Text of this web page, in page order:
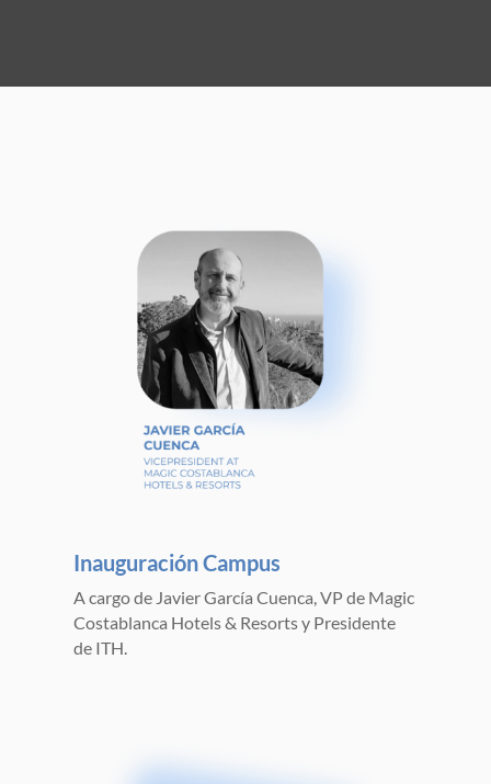
Inauguración Campus
A cargo de Javier García Cuenca, VP de Magic
Costablanca Hotels & Resorts y Presidente
de ITH.